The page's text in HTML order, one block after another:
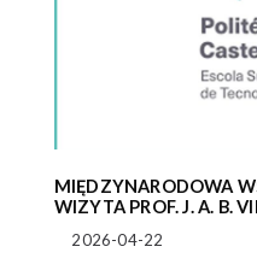
MIĘDZYNARODOWA
WIZYTA PROF. J. A. B.
2026-04-22